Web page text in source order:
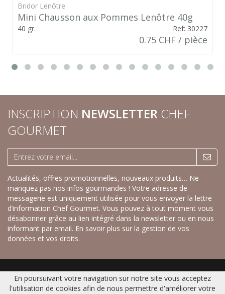
Bridor Lenôtre
Mini Chausson aux Pommes Lenôtre 40g
40 gr. Ref: 30227
0.75 CHF / pièce
INSCRIPTION NEWSLETTER CHEF
GOURMET
Actualités, offres promotionnelles, nouveaux produits… Ne
manquez pas nos infos gourmandes ! Votre adresse de
messagerie est uniquement utilisée pour vous envoyer la lettre
d’information Chef Gourmet. Vous pouvez à tout moment vous
désabonner grâce au lien intégré dans la newsletter ou en nous
informant par email. En savoir plus sur la gestion de vos
données et vos droits.
Accueil|Nos savoureux desserts sucrés| Nos recettes créatives salées
Gamme Fraîche|Catalogue|Contact|Plan du site|Mentions légales
En poursuivant votre navigation sur notre site vous acceptez
l'utilisation de cookies afin de nous permettre d'améliorer votre